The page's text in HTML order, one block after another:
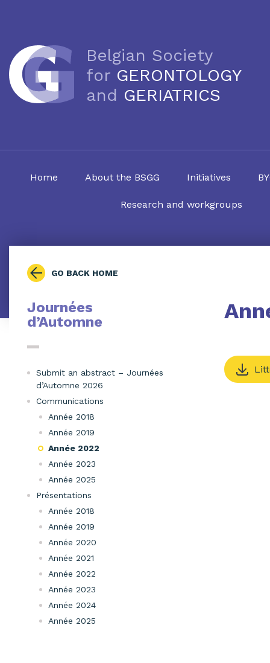
Belgian Society
for GERONTOLOGY
and GERIATRICS
Home About the BSGG Initiatives
Research and workgroups
GO BACK HOME
Journées
d’Automne
Submit an abstract – Journées
d’Automne 2026
Communications
Année 2018
Année 2019
Année 2022
Année 2023
Année 2025
Présentations
Année 2018
Année 2019
Année 2020
Année 2021
Année 2022
Année 2023
Année 2024
Année 2025